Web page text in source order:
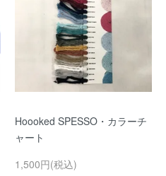
Hoooked SPESSO・カラーチ
ャート
1,500円(税込)